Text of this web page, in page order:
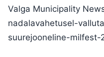
Valga Municipality
nadalavahetusel-
suurejooneline-milfest-